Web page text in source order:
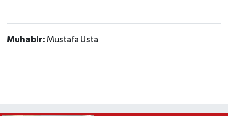
Muhabir: Mustafa Usta